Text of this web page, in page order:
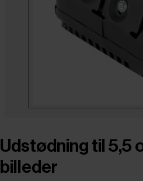
Udstødning til 5,5
billeder